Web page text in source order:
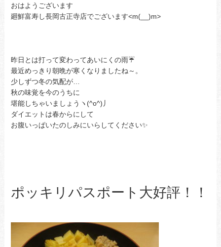
おはようございます
廻鮮富寿し長岡古正寺店でございます<m(__)m>
昨日とは打って変わってあいにくの雨☔
最近めっきり朝晩が寒くなりましたね～。
少しずつ冬の気配が…
秋の味覚を今のうちに
堪能しちゃいましょうヽ(^o^)丿
ダイエットは春からにして
お腹いっぱいたのしみにいらしてください✨
ポッキリパスポート大好評！！